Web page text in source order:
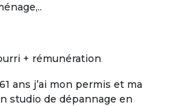
+ rémunération
ans j’ai mon permis et ma
studio de dépannage en